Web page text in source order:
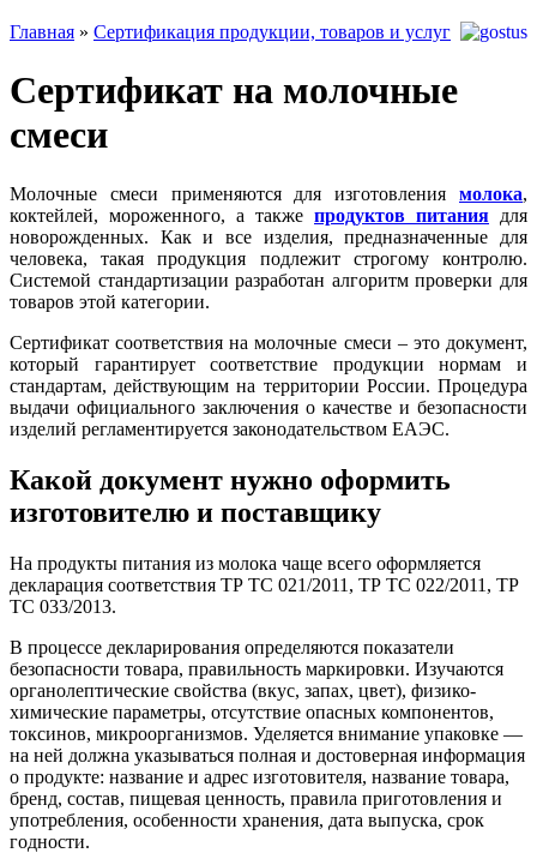
Главная » Сертификация продукции, товаров и услуг
Сертификат на молочные
смеси
Молочные смеси применяются для изготовления молока,
коктейлей, мороженного, а также продуктов питания для
новорожденных. Как и все изделия, предназначенные для
человека, такая продукция подлежит строгому контролю.
Системой стандартизации разработан алгоритм проверки для
товаров этой категории.
Сертификат соответствия на молочные смеси – это документ,
который гарантирует соответствие продукции нормам и
стандартам, действующим на территории России. Процедура
выдачи официального заключения о качестве и безопасности
изделий регламентируется законодательством ЕАЭС.
Какой документ нужно оформить
изготовителю и поставщику
На продукты питания из молока чаще всего оформляется
декларация соответствия ТР ТС 021/2011, ТР ТС 022/2011, ТР
ТС 033/2013.
В процессе декларирования определяются показатели
безопасности товара, правильность маркировки. Изучаются
органолептические свойства (вкус, запах, цвет), физико-
химические параметры, отсутствие опасных компонентов,
токсинов, микроорганизмов. Уделяется внимание упаковке —
на ней должна указываться полная и достоверная информация
о продукте: название и адрес изготовителя, название товара,
бренд, состав, пищевая ценность, правила приготовления и
употребления, особенности хранения, дата выпуска, срок
годности.